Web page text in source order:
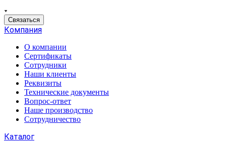
Связаться
Компания
О компании
Сертификаты
Сотрудники
Наши клиенты
Реквизиты
Технические документы
Вопрос-ответ
Наше производство
Сотрудничество
Каталог